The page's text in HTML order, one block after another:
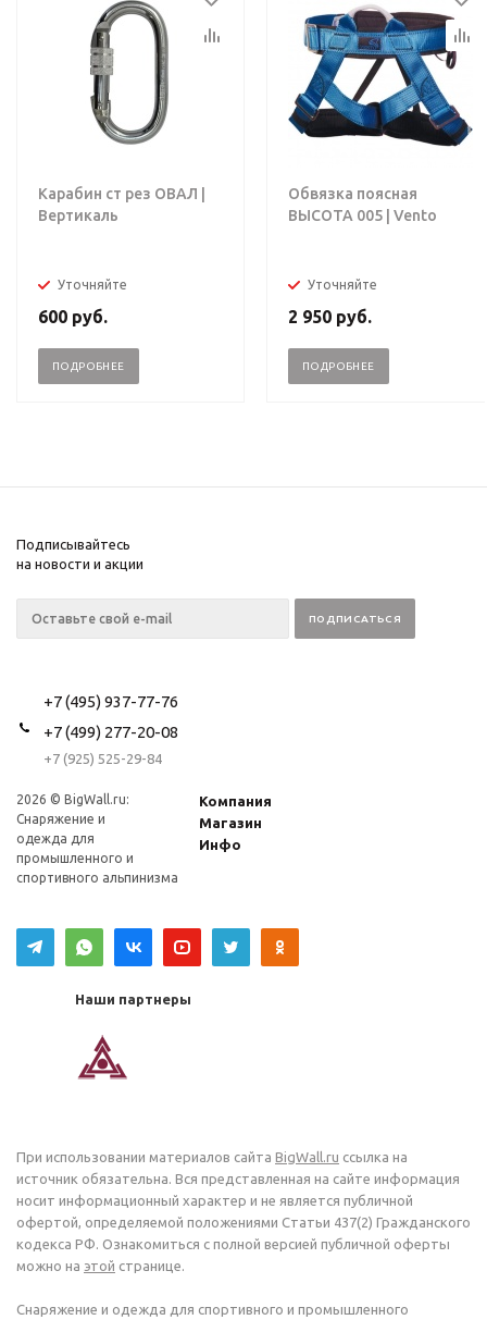
Карабин ст рез ОВАЛ |
Вертикаль
Уточняйте
600 руб.
ПОДРОБНЕЕ
Обвязка поясная
ВЫСОТА 005 | Vento
Уточняйте
2 950 руб.
ПОДРОБНЕЕ
Подписывайтесь
на новости и акции
+7 (495) 937-77-76
+7 (499) 277-20-08
+7 (925) 525-29-84
2026 © BigWall.ru:
Снаряжение и
одежда для
промышленного и
спортивного альпинизма
Компания
Магазин
Инфо
Наши партнеры
При использовании материалов сайта BigWall.ru ссылка на
источник обязательна. Вся представленная на сайте информация
носит информационный характер и не является публичной
офертой, определяемой положениями Статьи 437(2) Гражданского
кодекса РФ. Ознакомиться с полной версией публичной оферты
можно на этой странице.
Снаряжение и одежда для спортивного и промышленного